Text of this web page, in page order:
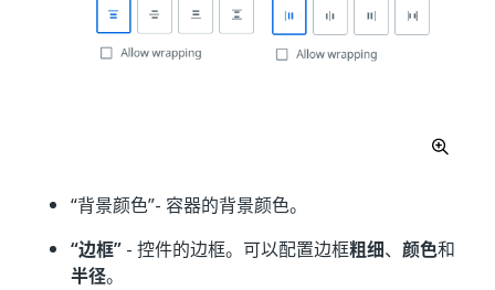
“背景颜色”- 容器的背景颜色。
“边框” - 控件的边框。可以配置边框粗细、 颜色和
半径。